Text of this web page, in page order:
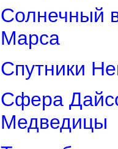
Солнечный
Марса
Спутники
Сфера
Медведицы